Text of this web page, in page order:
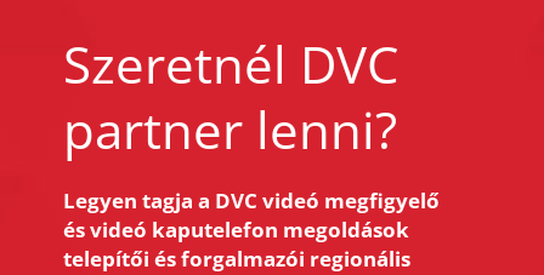
Szeretnél DVC
partner lenni?
Legyen tagja a DVC videó megfigyelő
és videó kaputelefon megoldások
telepítői és forgalmazói regionális